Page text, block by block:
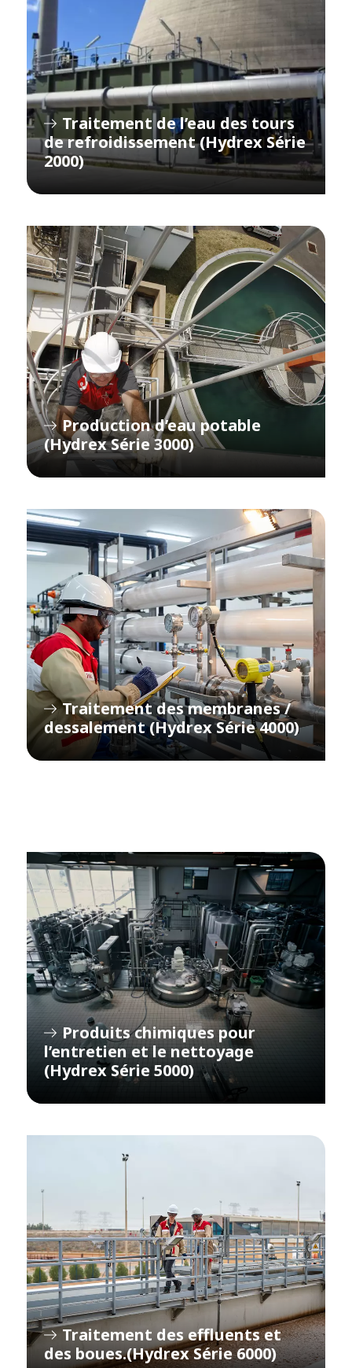
Traitement de l’eau des tours
de refroidissement (Hydrex Série
2000)
Production d’eau potable
(Hydrex Série 3000)
Traitement des membranes /
dessalement (Hydrex Série 4000)
Produits chimiques pour
l’entretien et le nettoyage
(Hydrex Série 5000)
Traitement des effluents et
des boues.(Hydrex Série 6000)